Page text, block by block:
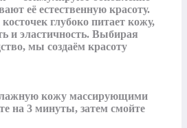
её естественную красоту.
глубоко питает кожу,
и эластичность. Выбирая
мы создаём красоту
кожу массирующими
на 3 минуты, затем смойте